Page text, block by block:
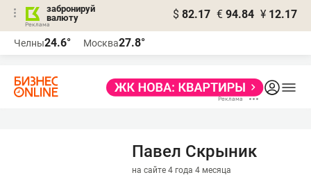
забронируй
валюту
$ 82.17 € 94.84 ¥ 12.17
Челны24.6° Москва27.8°
Павел Скрыник
на сайте 4 года 4 месяца